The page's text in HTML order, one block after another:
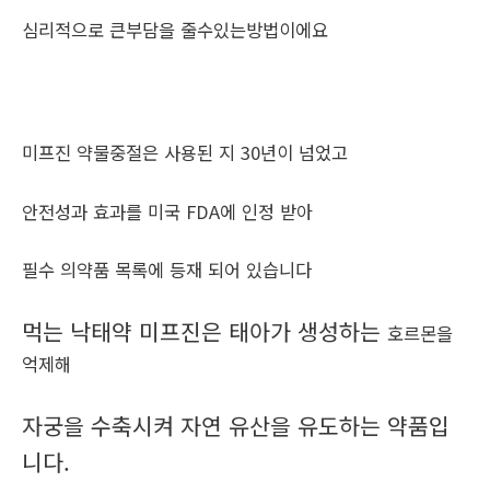
심리적으로 큰부담을 줄수있는방법이에요
미프진 약물중절은 사용된 지 30년이 넘었고
안전성과 효과를 미국 FDA에 인정 받아
필수 의약품 목록에 등재 되어 있습니다
먹는 낙태약 미프진은 태아가 생성하는 호르몬을
억제해
자궁을 수축시켜 자연 유산을 유도하는 약품입
니다.